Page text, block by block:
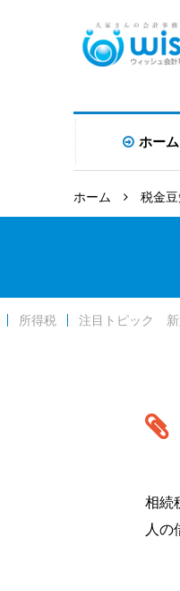
ホーム
ホーム 税金
所得税 注目トピック 新
相続
人の